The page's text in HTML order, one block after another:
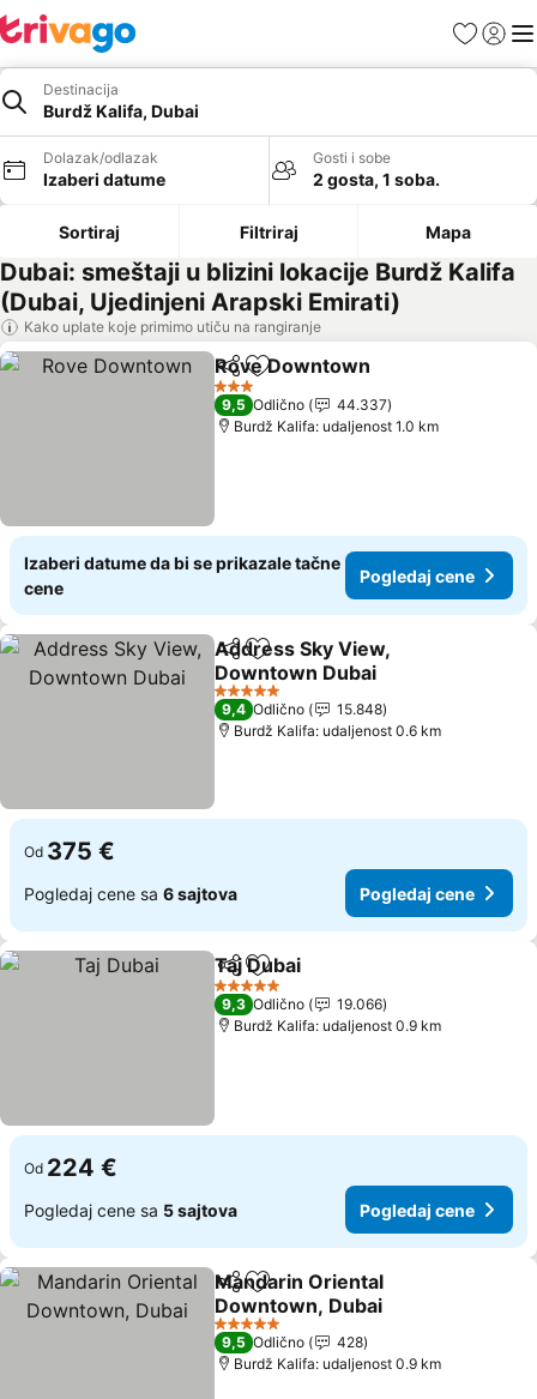
FavoritiPrijavi
Destinacija
Burdž Kalifa, Dubai
Dolazak/odlazak
Izaberi datume
Gosti i sobe
2 gosta, 1 soba.
Sortiraj Filtriraj Mapa
Dubai: smeštaji u blizini lokacije Burdž Kalifa
(Dubai, Ujedinjeni Arapski Emirati)
Kako uplate koje primimo utiču na rangiranje
Deli Dodati u favorite
Rove Downtown
3 Zvezdice
9,5 Odlično
44.337
Burdž Kalifa: udaljenost 1.0 km
Izaberi datume da bi se prikazale tačne
cene
Pogledaj cene
Deli Dodati u favorite
Address Sky View,
Downtown Dubai
Pogledaj cene
5 Zvezdice
9,4 Odlično
15.848
Burdž Kalifa: udaljenost 0.6 km
Od 375 €
Pogledaj cene sa 6 sajtova Pogledaj cene
Deli Dodati u favorite
Taj Dubai
5 Zvezdice
9,3 Odlično
19.066
Burdž Kalifa: udaljenost 0.9 km
Od 224 €
Pogledaj cene sa 5 sajtova Pogledaj cene
Deli Dodati u favorite
Mandarin Oriental
Downtown, Dubai
Pogledaj cene
5 Zvezdice
9,5 Odlično
428
Burdž Kalifa: udaljenost 0.9 km